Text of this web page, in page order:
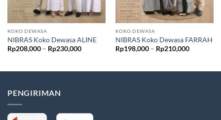
KOKO DEWASA
NIBRAS Koko Dewasa ALINE
Rp208,000 – Rp230,000Rentang
Rp230,000
KOKO DEWASA
NIBRAS Koko Dewasa FARRAH
Rp198,000 – Rp210,000Rentang
PENGIRIMAN